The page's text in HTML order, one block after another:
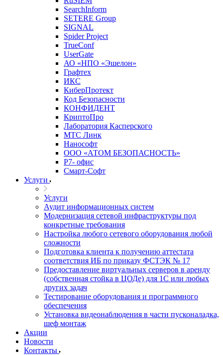
SearchInform
SETERE Group
SIGNAL
Spider Project
TrueConf
UserGate
АО «НПО «Эшелон»
Графтех
ИКС
КиберПротект
Код Безопасности
КОНФИДЕНТ
КриптоПро
Лаборатория Касперского
МТС Линк
Нанософт
ООО «АТОМ БЕЗОПАСНОСТЬ»
Р7- офис
Смарт-Софт
Услуги
Услуги
Аудит информационных систем
Модернизация сетевой инфраструктуры под
конкретные требования
Настройка любого сетевого оборудования любой
сложности
Подготовка клиента к получению аттестата
соответствия ИБ по приказу ФСТЭК № 17
Предоставление виртуальных серверов в аренду
(собственная стойка в ЦОДе) для 1С или любых
других задач
Тестирование оборудования и программного
обеспечения
Установка видеонаблюдения в части пусконаладка,
шеф монтаж
Акции
Новости
Контакты